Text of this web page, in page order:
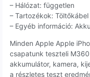
– Hálózat: független
– Tartozékok: Töltőkábel
– Egyéb információ:
Minden Apple Apple
csapatunk teszteli
akkumulátor, kamera,
a részletes teszt